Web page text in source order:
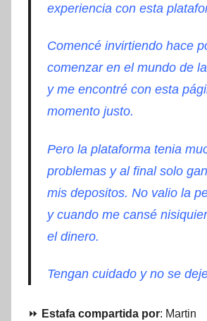
experiencia con esta
Comencé invirtiendo hace
comenzar en el mundo de
y me encontré con esta
momento justo.
Pero la plataforma tenia
problemas y al final solo
mis depositos. No valio la
y cuando me cansé
el dinero.
Tengan cuidado y no se
⏩ Estafa compartida por: Martin